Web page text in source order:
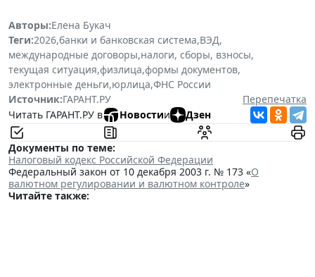
Авторы:Елена Букач
Теги:2026,банки и банковская система,ВЭД,
международные договоры,налоги, сборы, взносы,
текущая ситуация,физлица,формы документов,
электронные деньги,юрлица,ФНС России
Источник:ГАРАНТ.РУ
Перепечатка
Читать ГАРАНТ.РУ в
Новостии Дзен
Документы по теме:
Налоговый кодекс Российской Федерации
Федеральный закон от 10 декабря 2003 г. № 173 «О
валютном регулировании и валютном контроле»
Читайте также: